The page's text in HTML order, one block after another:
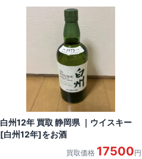
白州12年 買取 静岡県 ｜ウイスキー
[白州12年]をお酒
買取価格 17500円